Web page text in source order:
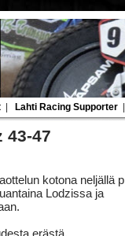
Lahti Racing Supporter
43-47
kotona neljällä
Lodzissa ja
erästä.